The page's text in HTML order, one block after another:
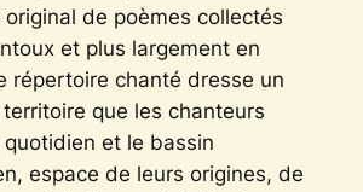
de poèmes collectés
et plus largement en
répertoire chanté dresse un
que les chanteurs
et le bassin
espace de leurs origines, de